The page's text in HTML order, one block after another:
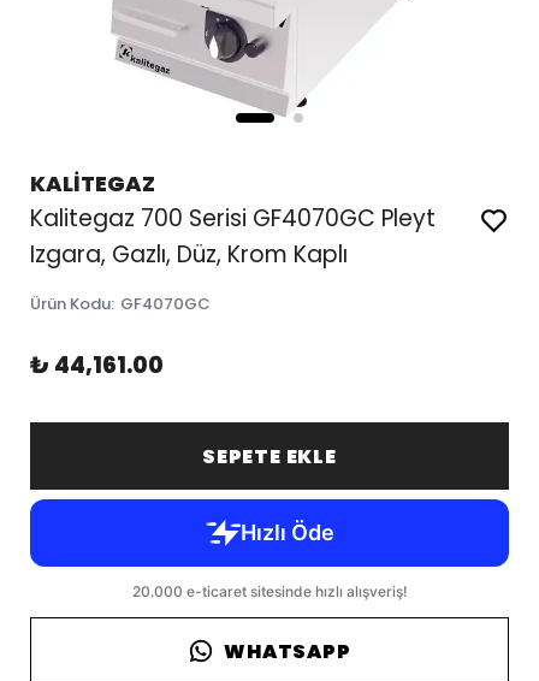
KALİTEGAZ
Kalitegaz 700 Serisi GF4070GC Pleyt
Izgara, Gazlı, Düz, Krom Kaplı
Ürün Kodu: GF4070GC
₺ 44,161.00
SEPETE EKLE
WHATSAPP